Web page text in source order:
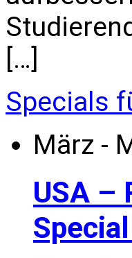
[…]
Specials
März -
USA –